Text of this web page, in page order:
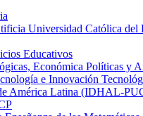
Universidad Católica del
Educativos
Económica Políticas y
e Innovación
América Latina (IDHAL-